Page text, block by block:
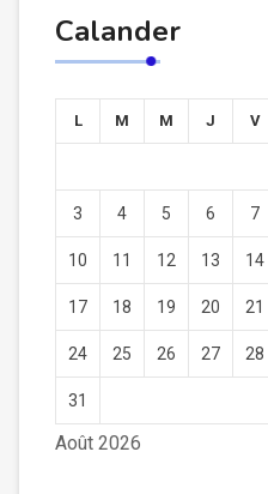
Calander
Août 2026
L M M J V
3 4 5 6 7
10 11 12 13 14
17 18 19 20 21
24 25 26 27 28
31